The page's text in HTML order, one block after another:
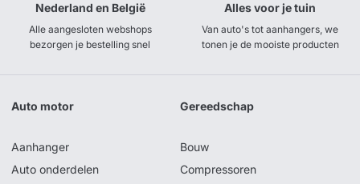
Nederland en België
Alle aangesloten webshops
bezorgen je bestelling snel
Alles voor je tuin
Van auto's tot aanhangers, we
tonen je de mooiste producten
Auto motor
Aanhanger
Auto onderdelen
Gereedschap
Bouw
Compressoren